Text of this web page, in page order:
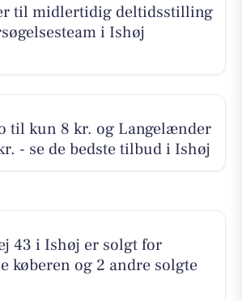
til midlertidig deltidsstilling
i Ishøj
til kun 8 kr. og Langelænder
- se de bedste tilbud i Ishøj
43 i Ishøj er solgt for
køberen og 2 andre solgte